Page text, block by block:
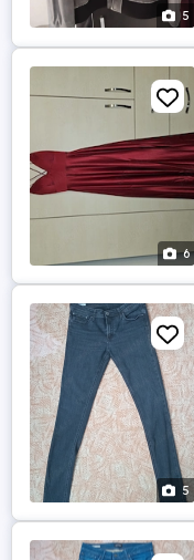
5
6
5